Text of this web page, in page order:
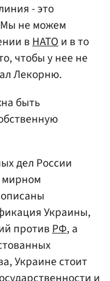
- это
не можем
вНАТОи в то
чтобы у нее не
Лекорню.
быть
дел России
мирном
Украины,
противРФ, а
Украине стоит